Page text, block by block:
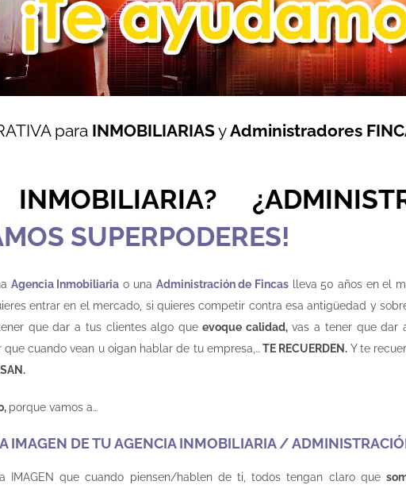
para INMOBILIARIASyAdministradores
SUPERPODERES!
Agencia Inmobiliaria o una Administración de Fincaslleva 50 años en el
entrar en el mercado, si quieres competir contra esa antigüedad y
que dar a tus clientes algo que evoque calidad,vas a tener que dar
cuando vean u oigan hablar de tu empresa,…TE RECUERDEN. Y te
porque vamos a…
IMAGEN DE TU AGENCIA INMOBILIARIA /
IMAGEN que cuando piensen/hablen de ti, todos tengan claro que